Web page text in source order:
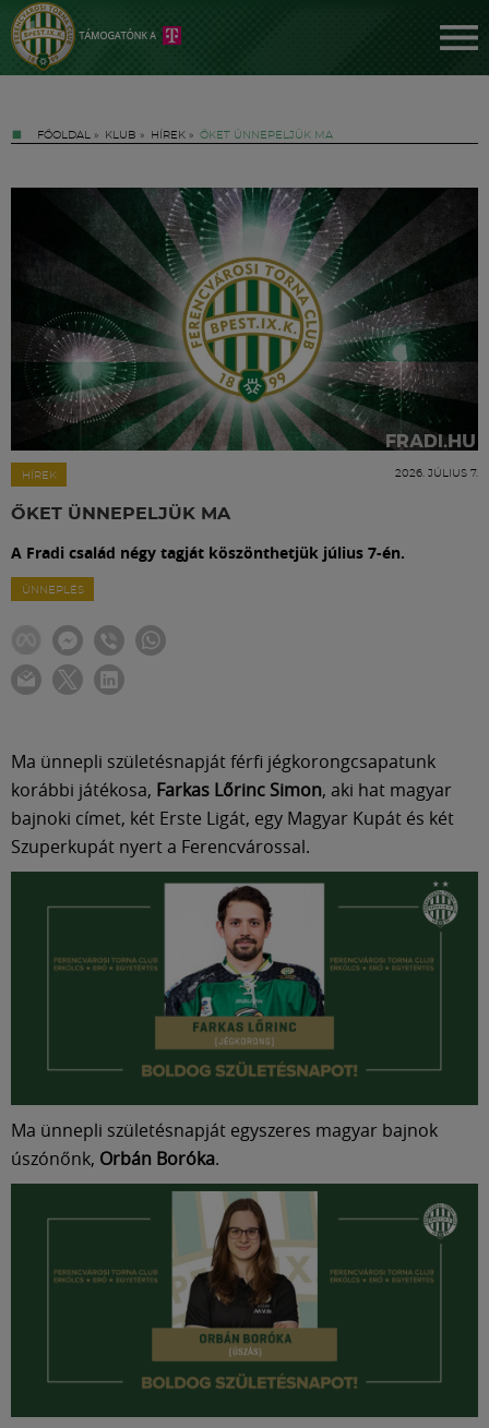
FŐOLDAL » KLUB » HÍREK » ŐKET ÜNNEPELJÜK MA
HÍREK 2026. JÚLIUS 7.
ŐKET ÜNNEPELJÜK MA
A Fradi család négy tagját köszönthetjük július 7-én.
ÜNNEPLÉS
Ma ünnepli születésnapját férfi jégkorongcsapatunk
korábbi játékosa, Farkas Lőrinc Simon, aki hat magyar
bajnoki címet, két Erste Ligát, egy Magyar Kupát és két
Szuperkupát nyert a Ferencvárossal.
Ma ünnepli születésnapját egyszeres magyar bajnok
úszónőnk, Orbán Boróka.
Jegyek
FM YouTube +
Hírek
Labdarúgás
Szakosztályok
Meccscenter
Klub
Szolgáltatások
Shop
Közösség
Múzeum